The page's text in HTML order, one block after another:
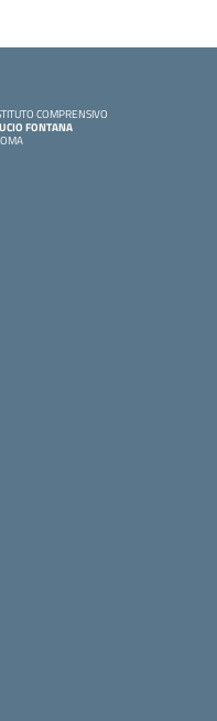
COMPRENSIVO
FONTANA